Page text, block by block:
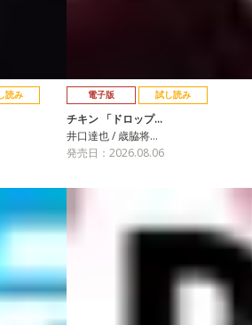
読み 電子版 試し読み
チキン 「ドロップ…
井口達也 / 歳脇将…
発売日：2026.08.06